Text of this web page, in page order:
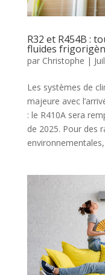
R32 et R454B :
fluides
par Christophe |
Les systèmes de
majeure avec
: le R410A sera
de 2025. Pour des